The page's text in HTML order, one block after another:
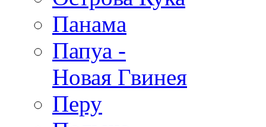
Панама
Папуа -
Новая Гвинея
Перу